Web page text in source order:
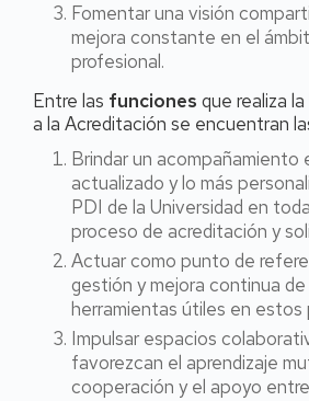
Fomentar una visión
mejora constante en el
profesional.
Entre las funciones que realiza
a la Acreditación se encuentran
Brindar un acompañamiento
actualizado y lo más
PDI de la Universidad en
proceso de acreditación y
Actuar como punto de
gestión y mejora continua
herramientas útiles en estos
Impulsar espacios
favorezcan el aprendizaje
cooperación y el apoyo